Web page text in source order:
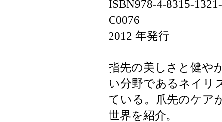
ISBN978-4-8315-
C0076
2012 年発行
指先の美しさと健や
い分野であるネイリ
ている。爪先のケア
世界を紹介。